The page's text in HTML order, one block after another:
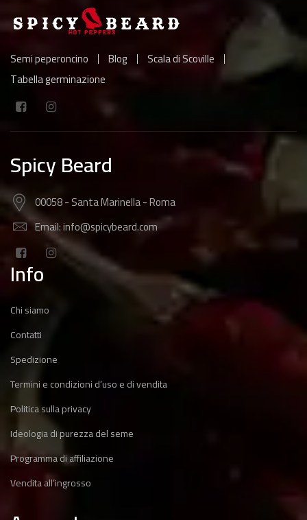
Semi peperoncino Blog
Scala di Scoville
Tabella germinazione
Spicy Beard
00058 - Santa Marinella - Roma
Email: info@spicybeard.com
Info
Chi siamo
Contatti
Spedizione
Termini e condizioni d’uso e di vendita
Politica sulla privacy
Ideologia di purezza del seme
Programma di affiliazione
Vendita all’ingrosso